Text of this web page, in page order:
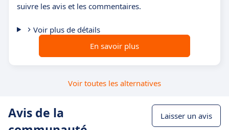
suivre les avis et les commentaires.
Voir plus de détails
En savoir plus
Voir toutes les alternatives
Avis de la
Laisser un avis